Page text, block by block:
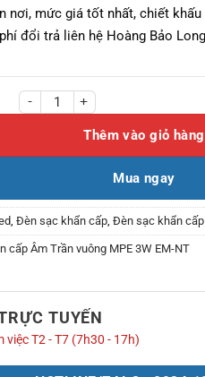
nơi, mức giá tốt nhất, chiết
đổi trả liên hệ Hoàng Bảo Long
Âm Trần vuông MPE 3W EM-NT số
Thêm vào giỏ hàng
Mua ngay
Đèn sạc khẩn cấp Đèn sạc khẩn cấp
cấp Âm Trần vuông MPE 3W EM-NT
TUYẾN
việc T2 - T7 (7h30 - 17h)